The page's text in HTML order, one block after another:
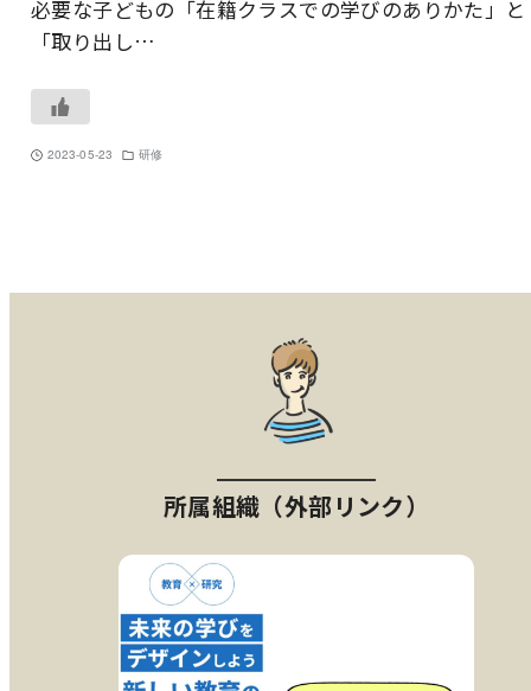
必要な子どもの「在籍クラスでの学びのありかた」と
「取り出し…
2023-05-23 研修
所属組織（外部リンク）